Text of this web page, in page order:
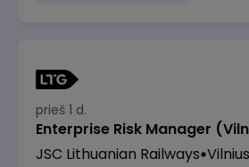
prieš 1 d.
Enterprise Risk Manager
JSC Lithuanian Railways Vilnius